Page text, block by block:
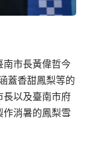
南市長黃偉哲今
蓋香甜鳳梨等的
長以及臺南市府
消暑的鳳梨雪